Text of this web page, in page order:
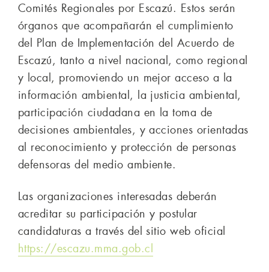
Comités Regionales por Escazú. Estos serán
órganos que acompañarán el cumplimiento
del Plan de Implementación del Acuerdo de
Escazú, tanto a nivel nacional, como regional
y local, promoviendo un mejor acceso a la
información ambiental, la justicia ambiental,
participación ciudadana en la toma de
decisiones ambientales, y acciones orientadas
al reconocimiento y protección de personas
defensoras del medio ambiente.
Las organizaciones interesadas deberán
acreditar su participación y postular
candidaturas a través del sitio web oficial
https://escazu.mma.gob.cl